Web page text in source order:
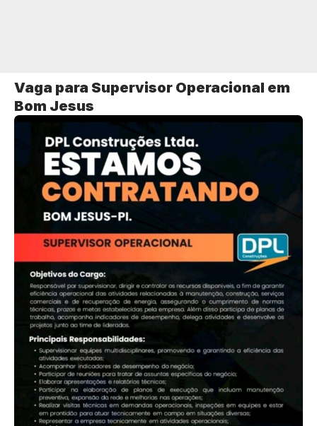
Vaga para Supervisor Operacional em
Bom Jesus